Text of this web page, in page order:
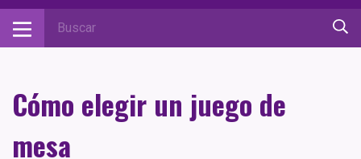
Cómo elegir un juego de
mesa